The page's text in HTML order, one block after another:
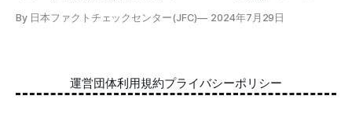
す。 拡散する偽・誤情報から身を守るために 偽・誤情報の
際大学グロコムと実施した調査では、実際に拡散した偽・誤
By 日本ファクトチェックセンター(JFC) 2024年7月29日
運営団体利用規約プライバシーポリシー